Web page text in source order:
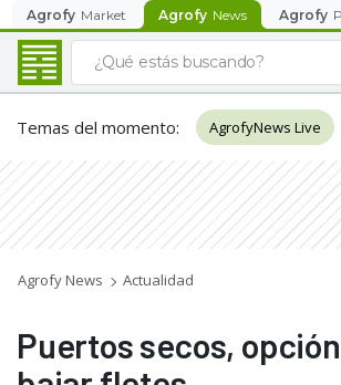
Agrofy Market Agrofy News Agrofy
Temas del momento: AgrofyNews Live
Agrofy News Actualidad
Puertos secos,